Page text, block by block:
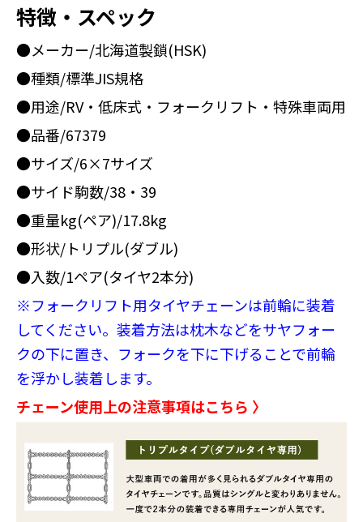
特徴・スペック
●メーカー/北海道製鎖(HSK)
●種類/標準JIS規格
●用途/RV・低床式・フォークリフト・特殊車両用
●品番/67379
●サイズ/6×7サイズ
●サイド駒数/38・39
●重量kg(ペア)/17.8kg
●形状/トリプル(ダブル)
●入数/1ペア(タイヤ2本分)
※フォークリフト用タイヤチェーンは前輪に装着
してください。装着方法は枕木などをサヤフォー
クの下に置き、フォークを下に下げることで前輪
を浮かし装着します。
チェーン使用上の注意事項はこちら 〉